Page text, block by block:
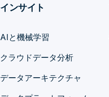
インサイト
AIと機械学習
クラウドデータ分析
データアーキテクチャ